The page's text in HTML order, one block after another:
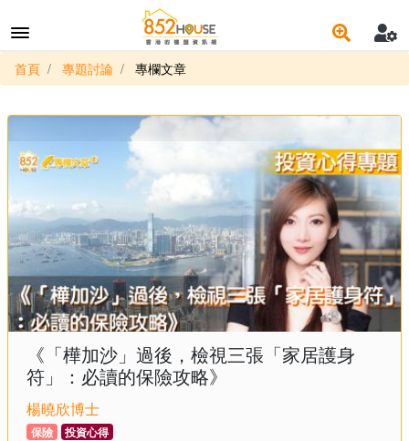
首頁 專題討論 專欄文章
《「樺加沙」過後，檢視三張「家居護身
符」：必讀的保險攻略》
楊曉欣博士
保險 投資心得